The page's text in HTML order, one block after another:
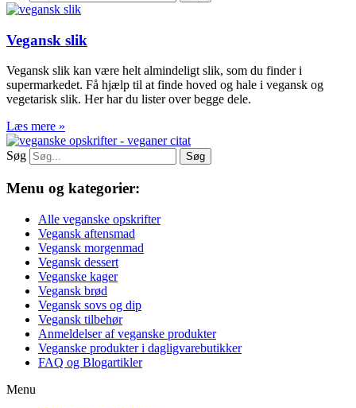
Vegansk slik
Vegansk slik kan være helt almindeligt slik, som du finder i
supermarkedet. Få hjælp til at finde hoved og hale i vegansk og
vegetarisk slik. Her har du lister over begge dele.
Læs mere »
Søg Søg
Menu og kategorier:
Alle veganske opskrifter
Vegansk aftensmad
Vegansk morgenmad
Vegansk dessert
Veganske kager
Vegansk brød
Vegansk sovs og dip
Vegansk tilbehør
Anmeldelser af veganske produkter
Veganske produkter i dagligvarebutikker
FAQ og Blogartikler
Menu